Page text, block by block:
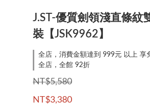
J.ST-優質劍領淺直條紋
裝【JSK9962】
全店，消費金額達到 999元 以上 享
全店，全館 92折
NT$5,580
NT$3,380